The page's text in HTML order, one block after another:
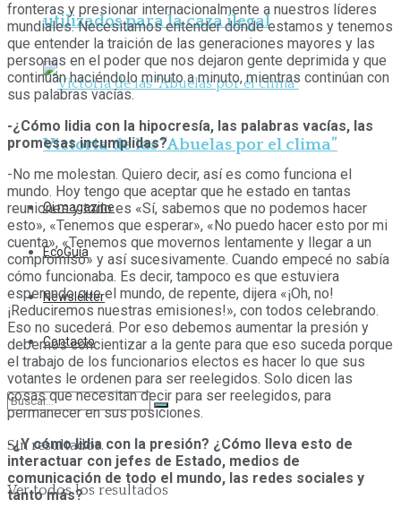
utilizados para la caza ilegal
Victoria de las “Abuelas por el clima”
Qi magazine
EcoGuía
Newsletter
Contacto
Sin resultados.
Ver todos los resultados
fronteras y presionar internacionalmente a nuestros líderes
mundiales. Necesitamos entender dónde estamos y tenemos
que entender la traición de las generaciones mayores y las
personas en el poder que nos dejaron gente deprimida y que
continúan haciéndolo minuto a minuto, mientras continúan con
sus palabras vacías.
-¿Cómo lidia con la hipocresía, las palabras vacías, las
promesas incumplidas?
-No me molestan. Quiero decir, así es como funciona el
mundo. Hoy tengo que aceptar que he estado en tantas
reuniones y todo es «Sí, sabemos que no podemos hacer
esto», «Tenemos que esperar», «No puedo hacer esto por mi
cuenta», «Tenemos que movernos lentamente y llegar a un
compromiso» y así sucesivamente. Cuando empecé no sabía
cómo funcionaba. Es decir, tampoco es que estuviera
esperando que el mundo, de repente, dijera «¡Oh, no!
¡Reduciremos nuestras emisiones!», con todos celebrando.
Eso no sucederá. Por eso debemos aumentar la presión y
debemos concientizar a la gente para que eso suceda porque
el trabajo de los funcionarios electos es hacer lo que sus
votantes le ordenen para ser reelegidos. Solo dicen las
cosas que necesitan decir para ser reelegidos, para
permanecer en sus posiciones.
-¿Y cómo lidia con la presión? ¿Cómo lleva esto de
interactuar con jefes de Estado, medios de
comunicación de todo el mundo, las redes sociales y
tanto más?